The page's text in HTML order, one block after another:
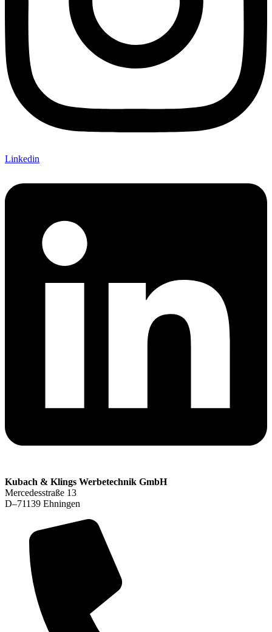
Linkedin
Kubach & Klings Werbetechnik GmbH
Mercedesstraße 13
D–71139 Ehningen